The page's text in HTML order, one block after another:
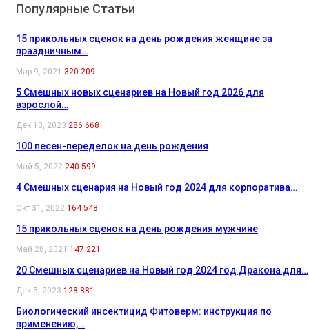
Популярные Статьи
15 прикольных сценок на день рождения женщине за
праздничным…
Мар 9, 2021 320 209
5 Смешных новых сценариев на Новый год 2026 для
взрослой…
Дек 13, 2023 286 668
100 песен-переделок на день рождения
Май 5, 2022 240 599
4 Смешных сценария на Новый год 2024 для корпоратива…
Окт 31, 2022 164 548
15 прикольных сценок на день рождения мужчине
Май 28, 2021 147 221
20 Смешных сценариев на Новый год 2024 год Дракона для…
Дек 5, 2023 128 881
Биологический инсектицид Фитоверм: инструкция по
применению,…